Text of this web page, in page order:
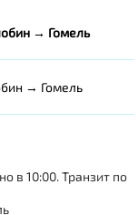
→ Гомель
→ Гомель
в 10:00. Транзит по